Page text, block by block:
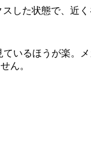
した状態で、近く
いるほうが楽。
ん。